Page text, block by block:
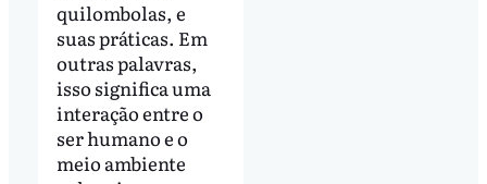
quilombolas, e
suas práticas. Em
outras palavras,
isso significa uma
interação entre o
ser humano e o
meio ambiente